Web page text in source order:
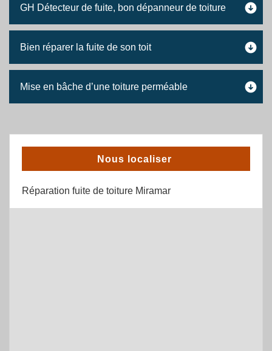
GH Détecteur de fuite, bon dépanneur de toiture
Bien réparer la fuite de son toit
Mise en bâche d’une toiture perméable
Nous localiser
Réparation fuite de toiture Miramar